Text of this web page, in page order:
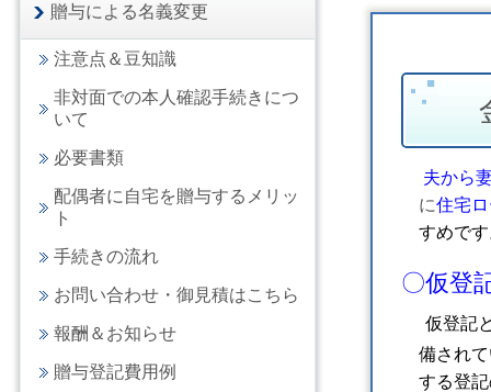
夫から
に住宅
すめで
〇仮登
仮登記
備されて
する登記
贈与による名義変更
注意点＆豆知識
非対面での本人確認手続きにつ
いて
必要書類
配偶者に自宅を贈与するメリッ
ト
手続きの流れ
お問い合わせ・御見積はこちら
報酬＆お知らせ
贈与登記費用例